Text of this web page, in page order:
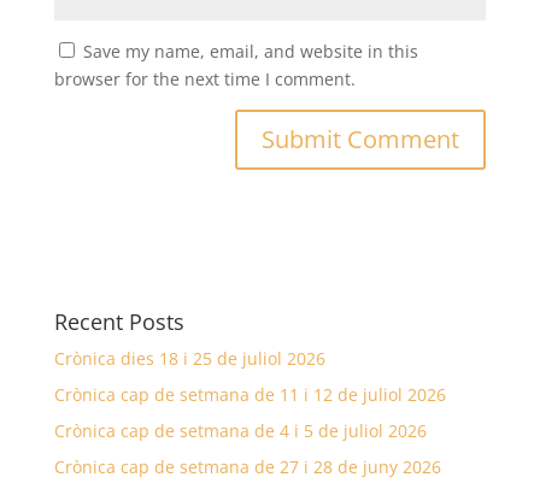
Save my name, email, and website in this
browser for the next time I comment.
Recent Posts
Crònica dies 18 i 25 de juliol 2026
Crònica cap de setmana de 11 i 12 de juliol 2026
Crònica cap de setmana de 4 i 5 de juliol 2026
Crònica cap de setmana de 27 i 28 de juny 2026